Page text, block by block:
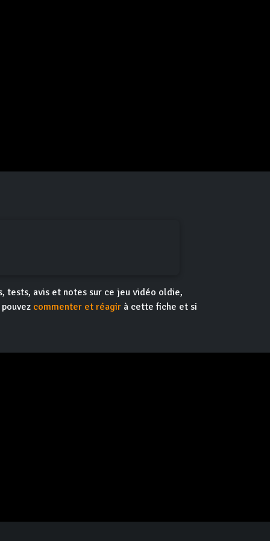
tests, avis et notes sur ce jeu vidéo oldie,
commenter et réagir à cette fiche et si